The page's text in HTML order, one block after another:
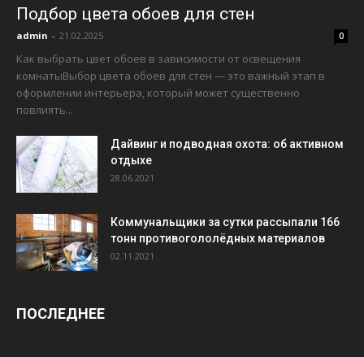
Подбор цвета обоев для стен
admin - 21.02.2025 0
Как выбрать цвет обоев в зависимости от освещения
комнатыВыбор цвета обоев для стен — это важный этап в
оформлении интерьера, который может существенно
повлиять...
Дайвинг и подводная охота: об активном
отдыхе
28.06.2021
Коммунальщики за сутки рассыпали 166
тонн противогололёдных материалов
02.11.2021
ПОСЛЕДНЕЕ